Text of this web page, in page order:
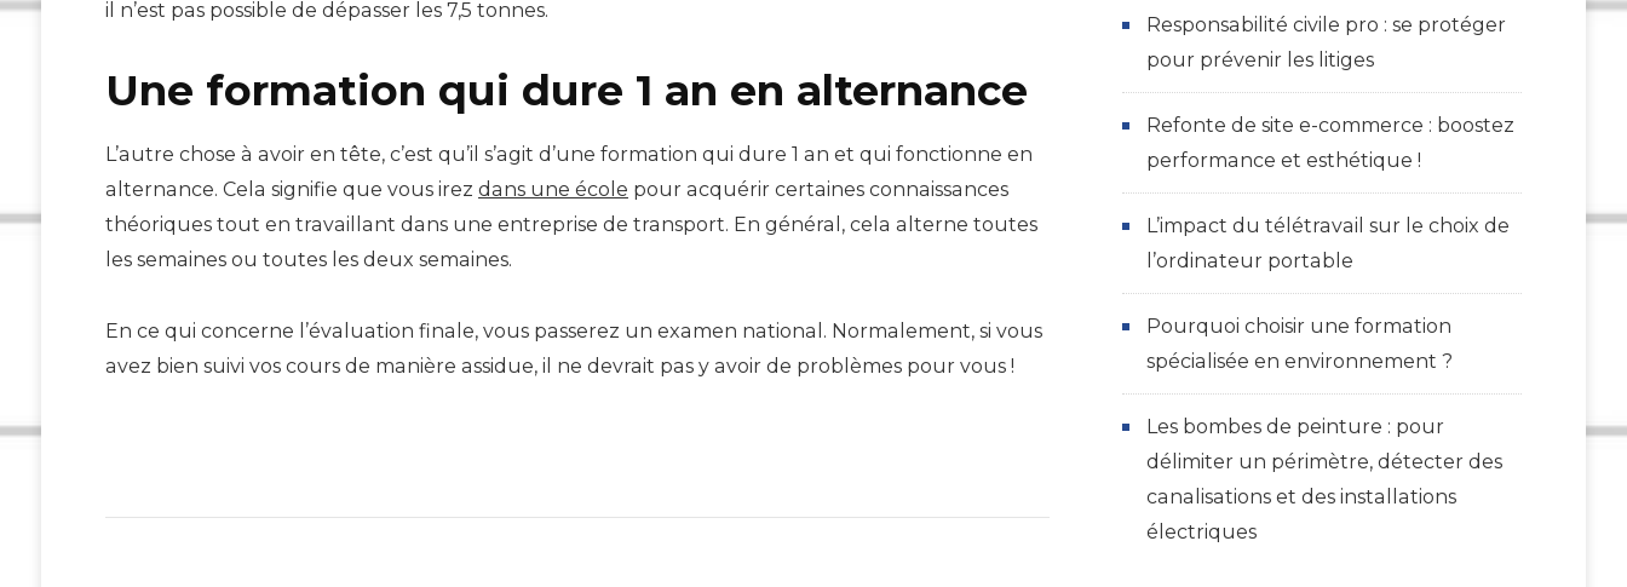
il n’est pas possible de dépasser les 7,5 tonnes.
Une formation qui dure 1 an en alternance
L’autre chose à avoir en tête, c’est qu’il s’agit d’une formation qui dure 1 an et qui fonctionne en
alternance. Cela signifie que vous irez dans une école pour acquérir certaines connaissances
théoriques tout en travaillant dans une entreprise de transport. En général, cela alterne toutes
les semaines ou toutes les deux semaines.
En ce qui concerne l’évaluation finale, vous passerez un examen national. Normalement, si vous
avez bien suivi vos cours de manière assidue, il ne devrait pas y avoir de problèmes pour vous !
Responsabilité civile pro : se protéger
pour prévenir les litiges
Refonte de site e-commerce : boostez
performance et esthétique !
L’impact du télétravail sur le choix de
l’ordinateur portable
Pourquoi choisir une formation
spécialisée en environnement ?
Les bombes de peinture : pour
délimiter un périmètre, détecter des
canalisations et des installations
électriques